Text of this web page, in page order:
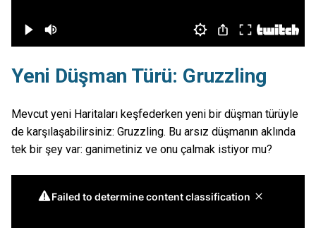
Yeni Düşman Türü: Gruzzling
Mevcut yeni Haritaları keşfederken yeni bir düşman türüyle
de karşılaşabilirsiniz: Gruzzling. Bu arsız düşmanın aklında
tek bir şey var: ganimetiniz ve onu çalmak istiyor mu?